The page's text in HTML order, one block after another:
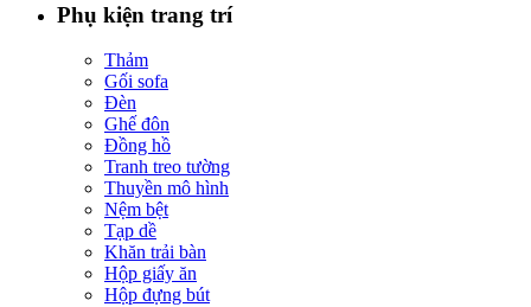
Phụ kiện trang trí
Thảm
Gối sofa
Đèn
Ghế đôn
Đồng hồ
Tranh treo tường
Thuyền mô hình
Nệm bệt
Tạp dề
Khăn trải bàn
Hộp giấy ăn
Hộp đựng bút